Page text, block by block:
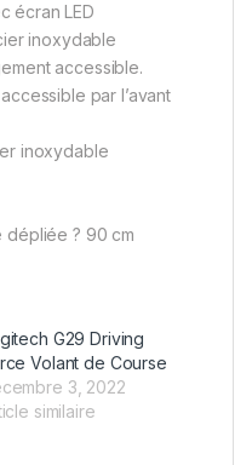
écran LED
inoxydable
accessible.
par l’avant
inoxydable
dépliée ? 90 cm
G29 Driving
Volant de Course
3, 2022
similaire